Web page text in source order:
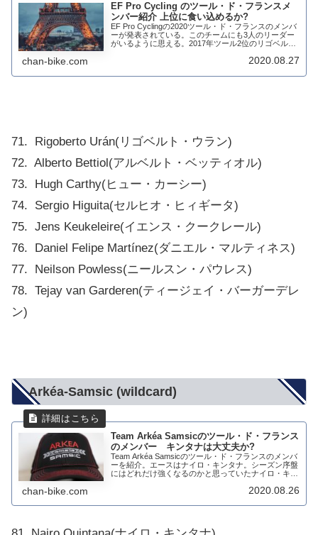
EF Pro Cycling のツール・ド・フランスメ
ンバー紹介 上位に食い込めるか?
EF Pro Cyclingの2020ツール・ド・フランスのメンバ
ーが発表されている。このチームにも3人のリーダー
がいるように思える。2017年ツール2位のリゴベル
chan-bike.com 2020.08.27
71. Rigoberto Urán(リゴベルト・ウラン)
72. Alberto Bettiol(アルベルト・ベッティオル)
73. Hugh Carthy(ヒュー・カーシー)
74. Sergio Higuita(セルヒオ・ヒィギータ)
75. Jens Keukeleire(イエンス・クークレール)
76. Daniel Felipe Martínez(ダニエル・マルティネス)
77. Neilson Powless(ニールスン・パウレス)
78. Tejay van Garderen(ティージェイ・バーガーデレ
ン)
Arkéa-Samsic (wildcard)
Team Arkéa Samsicのツール・ド・フランス
のメンバー キンタナは大丈夫か?
Team Arkéa Samsicのツール・ド・フランスのメンバ
ーを紹介。エースはナイロ・キンタナ。シーズン序盤
にはどれだけ強くなるのかと思っていたナイロ・キン
chan-bike.com 2020.08.26